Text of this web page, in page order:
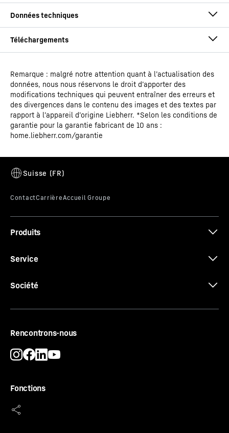
Groupe de produit - Canaux
de sortie
Congélateur pour crème
glacée
EAN 9550000027909
Code article - IDN 993121951
Mode d'emploi
Fiche produit
Certificat CE
Remarque : malgré notre attention quant à l’actualisation des
données, nous nous réservons le droit d’apporter des
modifications techniques qui peuvent entraîner des erreurs et
des divergences dans le contenu des images et des textes par
rapport à l’appareil d’origine Liebherr. *Selon les conditions de
garantie pour la garantie fabricant de 10 ans :
home.liebherr.com/garantie
Produits
Service
Société
Rencontrons-nous
Fonctions